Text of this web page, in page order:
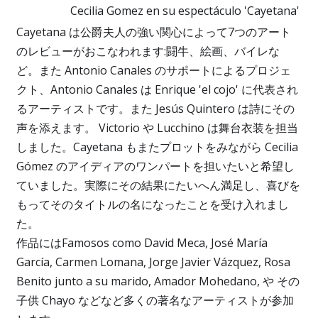
Cecilia Gomez en su espectáculo 'Cayetana'
Cayetana は公爵夫人の強い関心によって7つのアート
のレビューがおこなわれます:闘牛、絵画、バイレな
ど。また Antonio Canales のサポートによるプロジェ
クト、Antonio Canales は Enrique 'el cojo' に代表され
るアーティストです。また Jesús Quintero は詩にその
声を添えます。 Victorio や Lucchino は舞台衣装を担当
しました。Cayetana もまたプロットをみながら Cecilia
Gómez のアイディアのワンパートを担いたいと希望し
ていました。実際にその結果にたいへん満足し、喜びを
もってそのタイトルの名になったことを受け入れまし
た。
作品にはFamosos como David Meca, José María
García, Carmen Lomana, Jorge Javier Vázquez, Rosa
Benito junto a su marido, Amador Mohedano, や その
子供 Chayo などなど多くの著名なアーティストが参加